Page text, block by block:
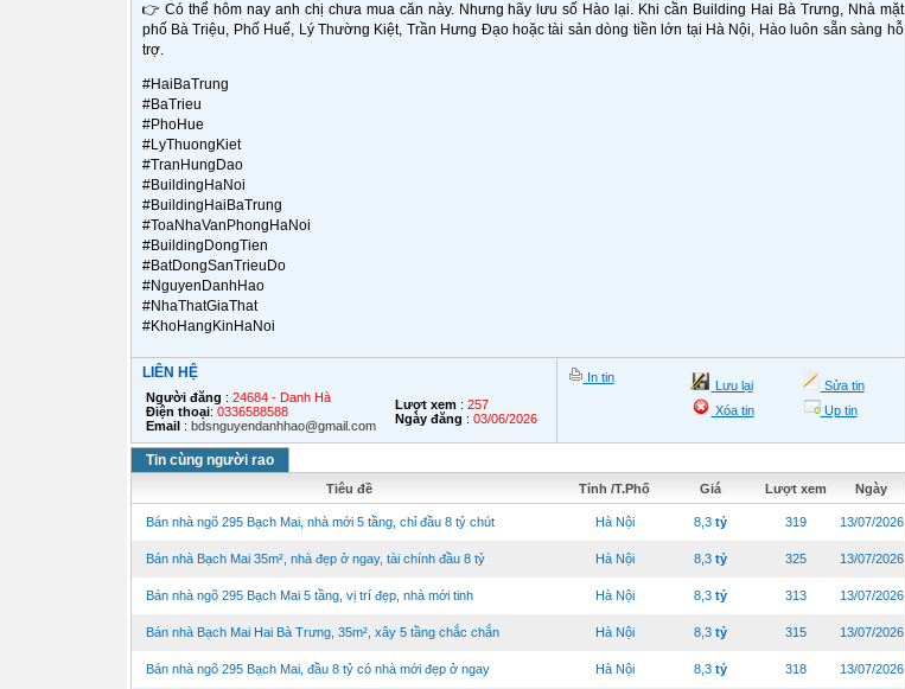
👉 Có thể hôm nay anh chị chưa mua căn này. Nhưng hãy lưu số Hào lại. Khi cần Building Hai Bà Trưng, Nhà mặt
phố Bà Triệu, Phố Huế, Lý Thường Kiệt, Trần Hưng Đạo hoặc tài sản dòng tiền lớn tại Hà Nội, Hào luôn sẵn sàng hỗ
trợ.
#HaiBaTrung
#BaTrieu
#PhoHue
#LyThuongKiet
#TranHungDao
#BuildingHaNoi
#BuildingHaiBaTrung
#ToaNhaVanPhongHaNoi
#BuildingDongTien
#BatDongSanTrieuDo
#NguyenDanhHao
#NhaThatGiaThat
#KhoHangKinHaNoi
LIÊN HỆ
Người đăng : 24684 - Danh Hà
Điện thoại: 0336588588
Email: bdsnguyendanhhao@gmail.com
Lượt xem: 257
Ngày đăng : 03/06/2026
In tin
Lưu lại
Sửa tin
Xóa tin
Up tin
Tin cùng người rao
Tiêu đề Tỉnh /T.Phố Giá Lượt xem Ngày
Bán nhà ngõ 295 Bạch Mai, nhà mới 5 tầng, chỉ đầu 8 tỷ chút Hà Nội 8,3 tỷ 319 13/07/2026
Bán nhà Bạch Mai 35m², nhà đẹp ở ngay, tài chính đầu 8 tỷ Hà Nội 8,3 tỷ 325 13/07/2026
Bán nhà ngõ 295 Bạch Mai 5 tầng, vị trí đẹp, nhà mới tinh Hà Nội 8,3 tỷ 313 13/07/2026
Bán nhà Bạch Mai Hai Bà Trưng, 35m², xây 5 tầng chắc chắn Hà Nội 8,3 tỷ 315 13/07/2026
Bán nhà ngõ 295 Bạch Mai, đầu 8 tỷ có nhà mới đẹp ở ngay Hà Nội 8,3 tỷ 318 13/07/2026